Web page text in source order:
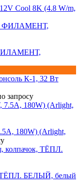
Cool 8K (4.8 W/m,
ФИЛАМЕНТ,
запросу
180W) (Arlight,
ТЁПЛ. БЕЛЫЙ, белый